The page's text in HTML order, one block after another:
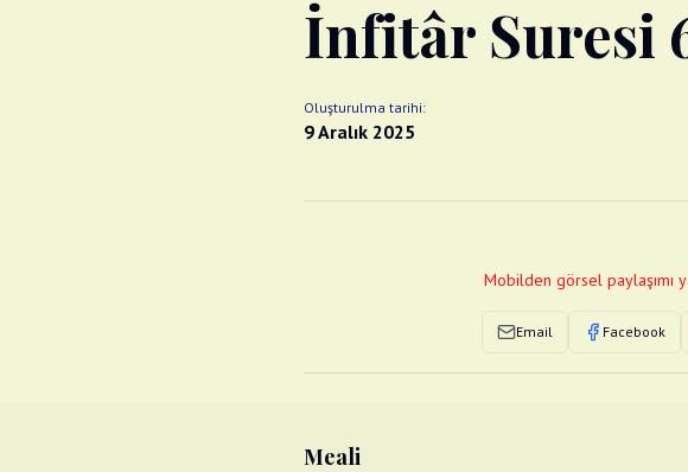
İnfitâr Suresi
Oluşturulma tarihi:
9 Aralık 2025
Mobilden görsel paylaşımı
Email Facebook
Meali